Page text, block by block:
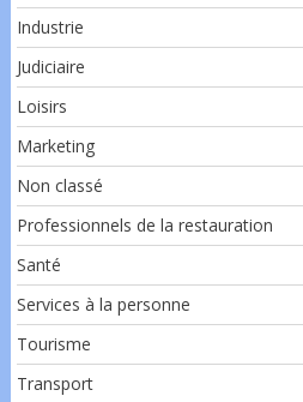
Industrie
Judiciaire
Loisirs
Marketing
Non classé
Professionnels de la restauration
Santé
Services à la personne
Tourisme
Transport